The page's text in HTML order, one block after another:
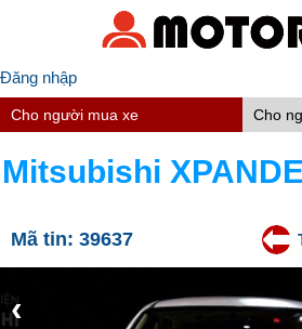
Đăng nhập
Cho người mua xe Cho
Mitsubishi
Mã tin: 39637
‹